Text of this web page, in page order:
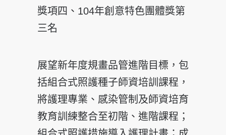
獎項四、104年創意特色團體獎第
三名
展望新年度規畫品管進階目標，包
括組合式照護種子師資培訓課程，
將護理專業、感染管制及師資培育
教育訓練整合至初階、進階課程；